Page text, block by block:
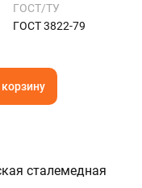
ГОСТ/ТУ
ГОСТ 3822-79
сталемедная